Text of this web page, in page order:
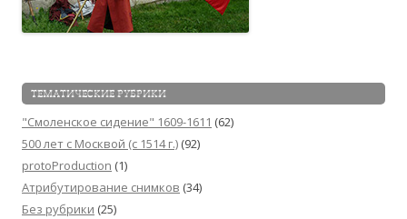
ТЕМАТИЧЕСКИЕ РУБРИКИ
"Смоленское сидение" 1609-1611 (62)
500 лет с Москвой (c 1514 г.) (92)
protoProduction (1)
Атрибутирование снимков (34)
Без рубрики (25)